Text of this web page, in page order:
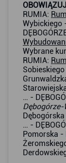
RUMIA:
Wybickiego
Wybrane
RUMIA:
… -
… -
Pomorska -